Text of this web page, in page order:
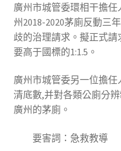
廣州市城管委環相干擔
州2018-2020茅廁反動三
歧的治理請求。擬正式請
要高于國標的1:1.5。
廣州市城管委另一位擔
清底數,并對各類公廁分
廣州的茅廁。
要害詞：急救教導